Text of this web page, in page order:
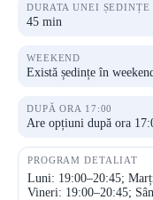
DURATA UNEI ȘEDINȚE
45 min
WEEKEND
Există ședințe în
DUPĂ ORA 17:00
Are opțiuni după ora
PROGRAM DETALIAT
Luni: 19:00–20:45;
Vineri: 19:00–20:45;